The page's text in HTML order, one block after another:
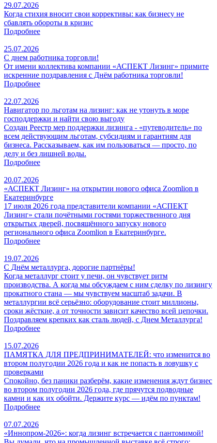
29.07.2026
Когда стихия вносит свои коррективы: как бизнесу не
сбавлять обороты в кризис
Подробнее
25.07.2026
С днем работника торговли!
От имени коллектива компании «АСПЕКТ Лизинг» примите
искренние поздравления с Днём работника торговли!
Подробнее
22.07.2026
Навигатор по льготам на лизинг: как не утонуть в море
господдержки и найти свою выгоду
Создан Реестр мер поддержки лизинга - «путеводитель» по
всем действующим льготам, субсидиям и гарантиям для
бизнеса. Рассказываем, как им пользоваться — просто, по
делу и без лишней воды.
Подробнее
20.07.2026
«АСПЕКТ Лизинг» на открытии нового офиса Zoomlion в
Екатеринбурге
17 июля 2026 года представители компании «АСПЕКТ
Лизинг» стали почётными гостями торжественного дня
открытых дверей, посвящённого запуску нового
регионального офиса Zoomlion в Екатеринбурге.
Подробнее
19.07.2026
С Днём металлурга, дорогие партнёры!
Когда металлург стоит у печи, он чувствует ритм
производства. А когда мы обсуждаем с ним сделку по лизингу
прокатного стана — мы чувствуем масштаб задачи. В
металлургии всё серьёзно: оборудование стоит миллионы,
сроки жёсткие, а от точности зависит качество всей цепочки.
Поздравляем крепких как сталь людей, с Днем Металлурга!
Подробнее
15.07.2026
ПАМЯТКА ДЛЯ ПРЕДПРИНИМАТЕЛЕЙ: что изменится во
втором полугодии 2026 года и как не попасть в ловушку с
проверками
Спокойно, без паники разберём, какие изменения ждут бизнес
во втором полугодии 2026 года, где прячутся подводные
камни и как их обойти. Держите курс — идём по пунктам!
Подробнее
07.07.2026
«Иннопром-2026»: когда лизинг встречается с пантомимой!